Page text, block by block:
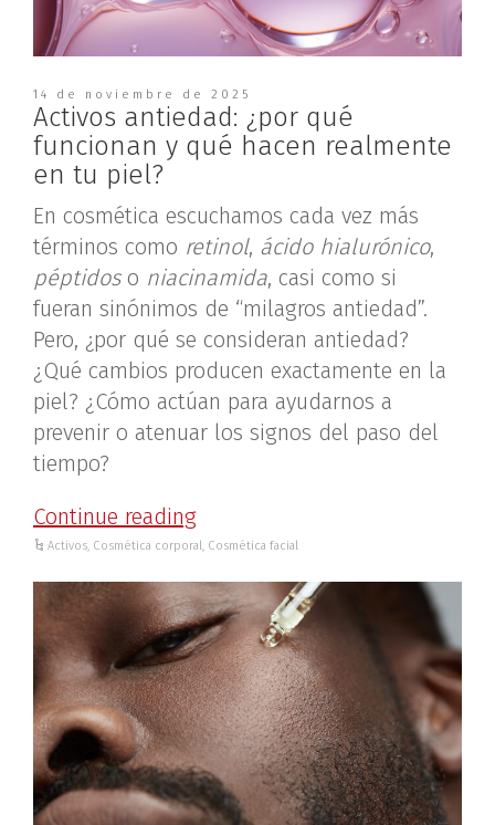
14 de noviembre de 2025
Activos antiedad: ¿por qué
funcionan y qué hacen realmente
en tu piel?
En cosmética escuchamos cada vez más
términos como retinol, ácido hialurónico,
péptidoso niacinamida, casi como si
fueran sinónimos de “milagros antiedad”.
Pero, ¿por qué se consideran antiedad?
¿Qué cambios producen exactamente en la
piel? ¿Cómo actúan para ayudarnos a
prevenir o atenuar los signos del paso del
tiempo?
Continue reading
Activos, Cosmética corporal, Cosmética facial